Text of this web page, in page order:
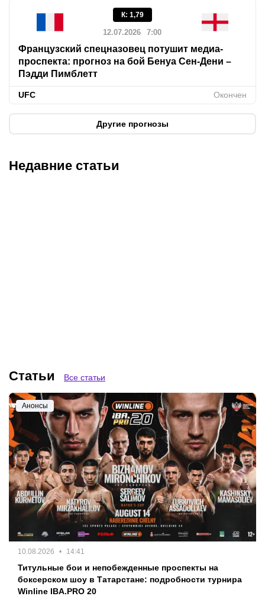
К: 1,79
12.07.2026 7:00
Французский спецназовец потушит медиа-
проспекта: прогноз на бой Бенуа Сен-Дени –
Пэдди Пимблетт
UFC Окончен
Другие прогнозы
Недавние статьи
Статьи Все статьи
Анонсы
10.08.2026 14:41
Титульные бои и непобежденные проспекты на
боксерском шоу в Татарстане: подробности турнира
Winline IBA.PRO 20